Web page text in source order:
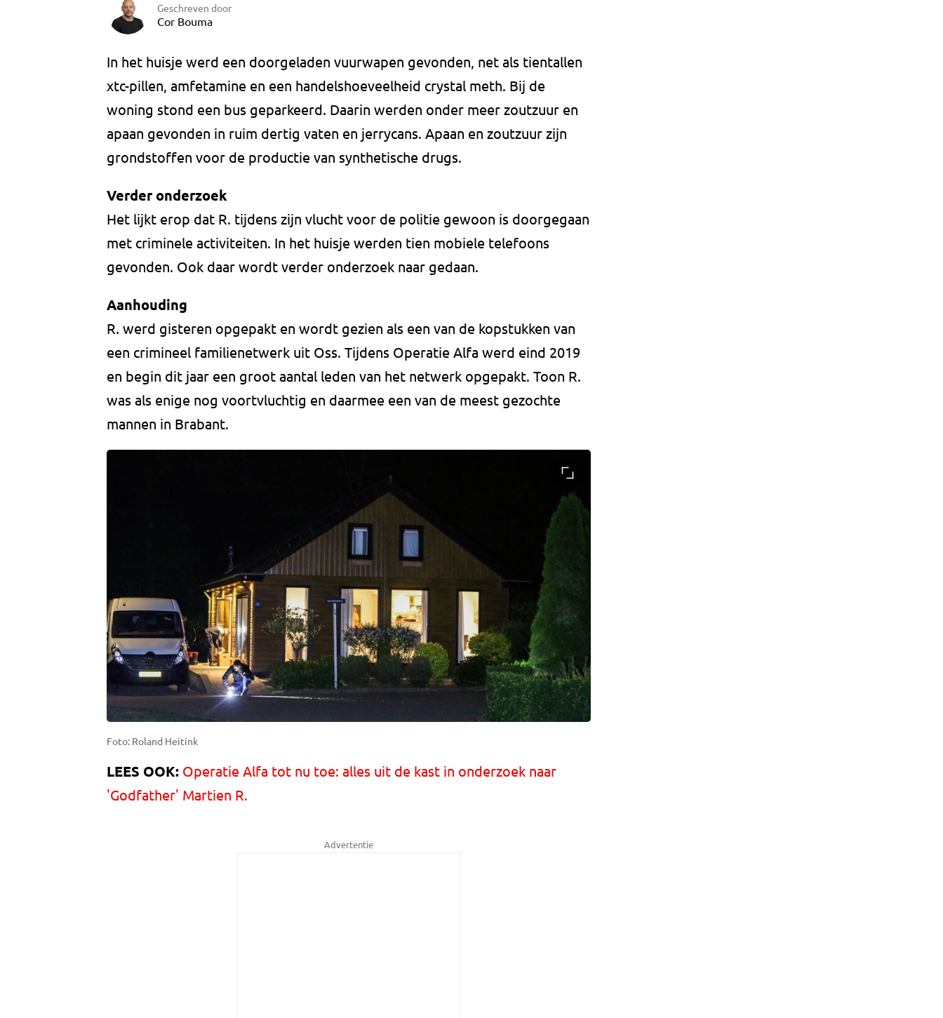
Geschreven door
Cor Bouma
In het huisje werd een doorgeladen vuurwapen gevonden, net als tientallen
xtc-pillen, amfetamine en een handelshoeveelheid crystal meth. Bij de
woning stond een bus geparkeerd. Daarin werden onder meer zoutzuur en
apaan gevonden in ruim dertig vaten en jerrycans. Apaan en zoutzuur zijn
grondstoffen voor de productie van synthetische drugs.
Verder onderzoek
Het lijkt erop dat R. tijdens zijn vlucht voor de politie gewoon is doorgegaan
met criminele activiteiten. In het huisje werden tien mobiele telefoons
gevonden. Ook daar wordt verder onderzoek naar gedaan.
Aanhouding
R. werd gisteren opgepakt en wordt gezien als een van de kopstukken van
een crimineel familienetwerk uit Oss. Tijdens Operatie Alfa werd eind 2019
en begin dit jaar een groot aantal leden van het netwerk opgepakt. Toon R.
was als enige nog voortvluchtig en daarmee een van de meest gezochte
mannen in Brabant.
Foto: Roland Heitink
LEES OOK: Operatie Alfa tot nu toe: alles uit de kast in onderzoek naar
'Godfather' Martien R.
Advertentie